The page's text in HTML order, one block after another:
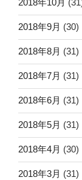
2018年10月
2018年9月 (30)
2018年8月 (31)
2018年7月 (31)
2018年6月 (31)
2018年5月 (31)
2018年4月 (30)
2018年3月 (31)